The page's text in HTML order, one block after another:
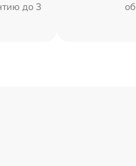
до 3